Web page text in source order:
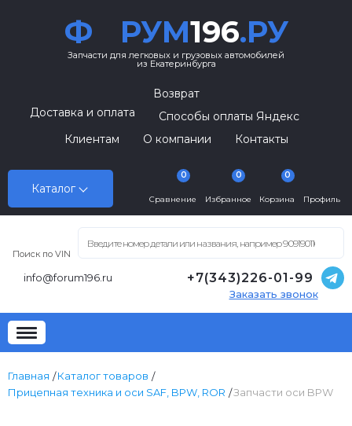
Ф РУМ196.РУ
Запчасти для легковых и грузовых автомобилей
из Екатеринбурга
Каталог
Возврат
Доставка и оплата
Способы оплаты Яндекс
Клиентам
О компании Контакты
Сравнение
0
Избранное
0
Корзина
0
Профиль
Поиск по VIN
info@forum196.ru +7(343)226-01-99
Заказать звонок
Главная
Каталог товаров
Прицепная техника и оси SAF, BPW, ROR
Запчасти оси BPW